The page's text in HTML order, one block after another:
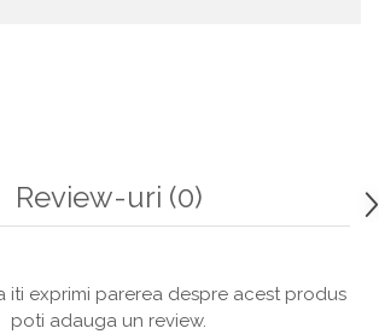
Review-uri (0)
iti exprimi parerea despre acest produs
poti adauga un review.